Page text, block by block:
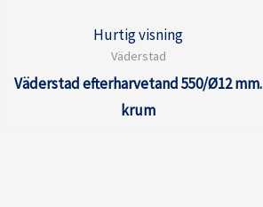
Hurtig visning
Väderstad
Väderstad efterharvetand 550/Ø12 mm.
krum